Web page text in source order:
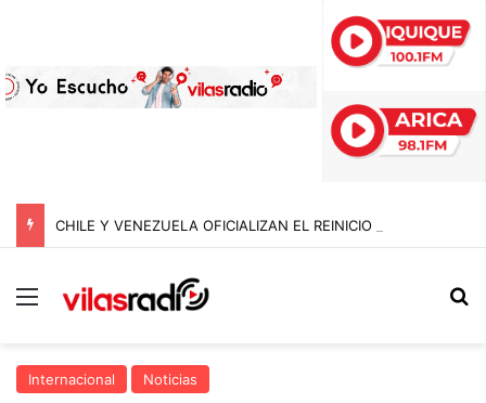
Menú
Internacional Noticias